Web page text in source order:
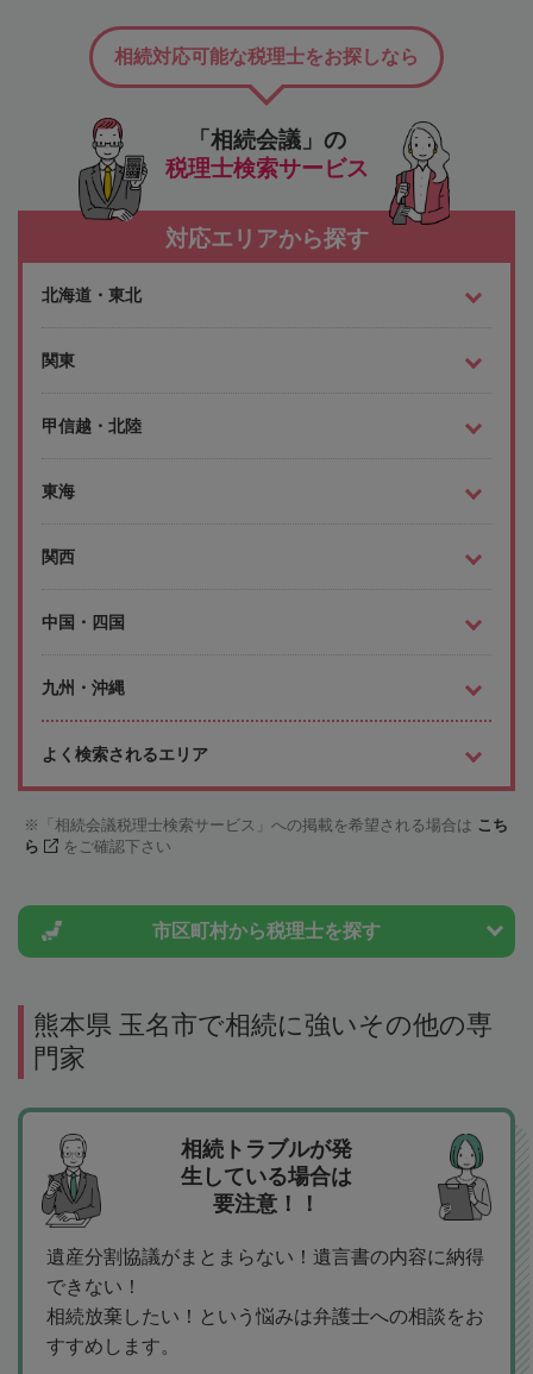
「相続会議」の
税理士検索サービス
相続対応可能な税理士をお探しなら
対応エリアから探す
北海道・東北
関東
甲信越・北陸
東海
関西
中国・四国
九州・沖縄
よく検索されるエリア
「相続会議税理士検索サービス」への掲載を希望される場合は こち
ら
をご確認下さい
市区町村から税理士を探す
熊本県 玉名市で相続に強いその他の専
門家
相続トラブルが発
生している場合は
要注意！！
遺産分割協議がまとまらない！遺言書の内容に納得
できない！
相続放棄したい！という悩みは弁護士への相談をお
すすめします。